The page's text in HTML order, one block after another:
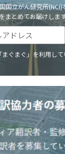
国立がん研究所
まとめてお届けします
ぐまぐ」を利用して